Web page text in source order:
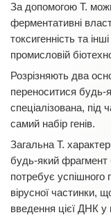
За допомогою Т.
ферментативні
токсигенність та
промисловій
Розрізняють два
переноситися будь-
спеціалізована, під
самий набір генів.
Загальна Т.
будь-який фрагмент
потребує успішного
вірусної частинки,
введення цієї ДНК у